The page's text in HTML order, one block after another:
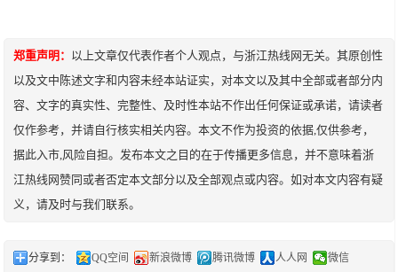
郑重声明： 以上文章仅代表作者个人观点，与浙江热线网无关。其原创性
以及文中陈述文字和内容未经本站证实，对本文以及其中全部或者部分内
容、文字的真实性、完整性、及时性本站不作出任何保证或承诺，请读者
仅作参考，并请自行核实相关内容。本文不作为投资的依据,仅供参考，
据此入市,风险自担。发布本文之目的在于传播更多信息，并不意味着浙
江热线网赞同或者否定本文部分以及全部观点或内容。如对本文内容有疑
义，请及时与我们联系。
分享到： QQ空间 新浪微博 腾讯微博 人人网
微信